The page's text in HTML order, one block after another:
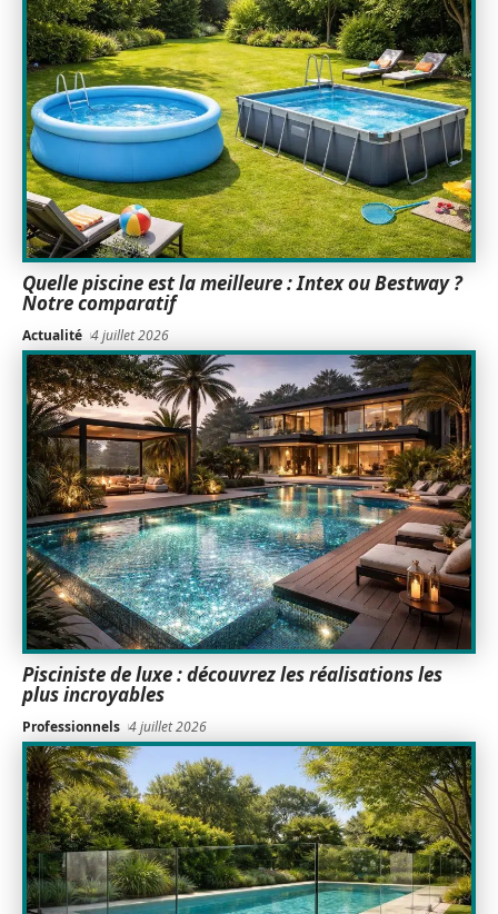
Quelle piscine est la meilleure : Intex ou Bestway ?
Notre comparatif
Actualité 4 juillet 2026
Pisciniste de luxe : découvrez les réalisations les
plus incroyables
Professionnels 4 juillet 2026